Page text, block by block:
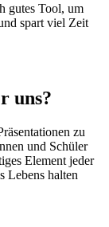
gutes Tool, um
spart viel Zeit
uns?
zu
und Schüler
Element jeder
Lebens halten